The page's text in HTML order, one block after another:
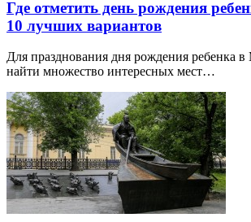
Где отметить день рождения
10 лучших вариантов
Для празднования дня рождения ребенка
найти множество интересных мест…